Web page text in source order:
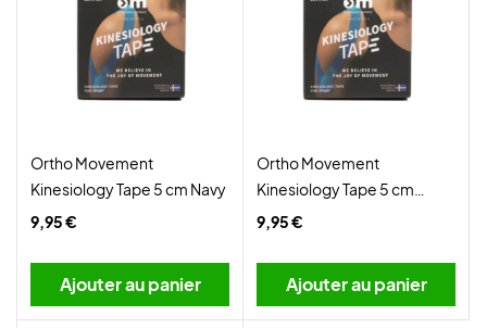
Ortho Movement
Kinesiology Tape 5 cm Navy
9,95 €
Ajouter au panier
Ortho Movement
Kinesiology Tape 5 cm
Black
9,95 €
Ajouter au panier